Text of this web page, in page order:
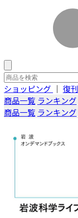
ショッピング ｜ 復
商品一覧 ランキング
商品一覧 ランキング